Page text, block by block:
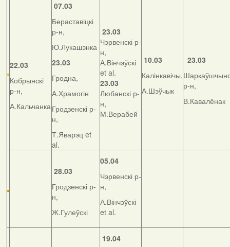
22.03
Кобрынскі
р-н,
А.Кальчанка
07.03
Бераставіцкі
р-н,
Ю.Лукашэнка
23.03
Гродна,
А.Храмогін
Гродзенскі р-
н,
Т.Яварэц et
al.
23.03
Чэрвенскі р-
н,
А.Вінчэўскі
et al.
23.03
Любанскі р-
н,
М.Верабей
10.03
Калінкавічы,
А.Шэўчык
23.03
р-н,
В.Кавалёнак
28.03
Гродзенскі р-
н,
Ж.Гулеўскі
05.04
Чэрвенскі р-
н,
А.Вінчэўскі
et al.
19.04